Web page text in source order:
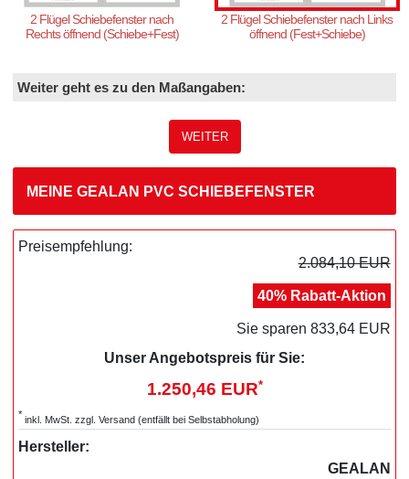
2 Flügel Schiebefenster nach
Rechts öffnend (Schiebe+Fest)
2 Flügel Schiebefenster nach Links
öffnend (Fest+Schiebe)
Weiter geht es zu den Maßangaben:
WEITER
MEINE GEALAN PVC SCHIEBEFENSTER
Preisempfehlung:
2.084,10 EUR
40% Rabatt-Aktion
Sie sparen 833,64 EUR
Unser Angebotspreis für Sie:
1.250,46 EUR*
* inkl. MwSt. zzgl. Versand (entfällt bei Selbstabholung)
Hersteller:
GEALAN